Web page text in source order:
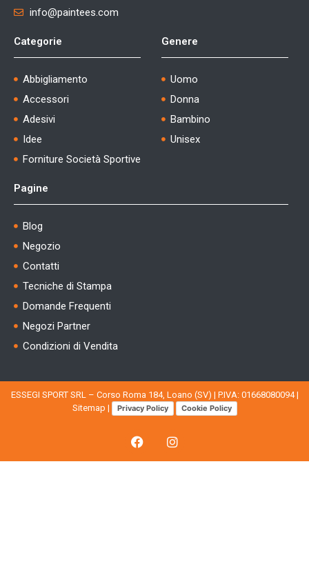
info@paintees.com
Categorie
Abbigliamento
Accessori
Adesivi
Idee
Forniture Società Sportive
Genere
Uomo
Donna
Bambino
Unisex
Pagine
Blog
Negozio
Contatti
Tecniche di Stampa
Domande Frequenti
Negozi Partner
Condizioni di Vendita
ESSEGI SPORT SRL – Corso Roma 184, Loano (SV) | P.IVA: 01668080094 |
Sitemap | Privacy Policy Cookie Policy